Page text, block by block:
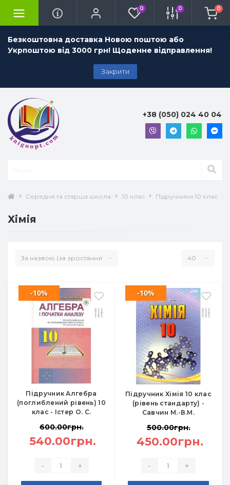
Безкоштовна доставка Новою поштою або
Укрпоштою від 3000 грн! Щоденне відправлення!
Закрити
0 0 0
+38 (050) 024 40 04
Середня та старша школа 10 клас Підручники 10 клас
Хімія
Підручник Алгебра
(поглиблений рівень) 10
клас - Істер О. С.
-10%
600.00грн.
540.00грн.
- +
Підручник Хімія 10 клас
(рівень стандарту) -
Савчин М.-В.М.
-10%
500.00грн.
450.00грн.
- +